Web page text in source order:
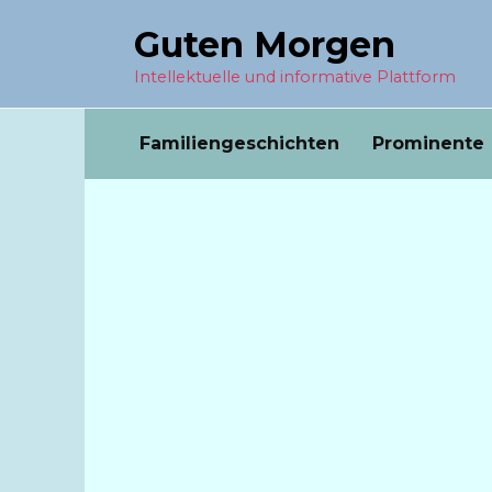
Guten Morgen
Intellektuelle und informative Plattform
Familiengeschichten Prominente